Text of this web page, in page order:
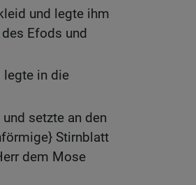
und legte ihm
Efods und
legte in die
setzte an den
Stirnblatt
dem Mose